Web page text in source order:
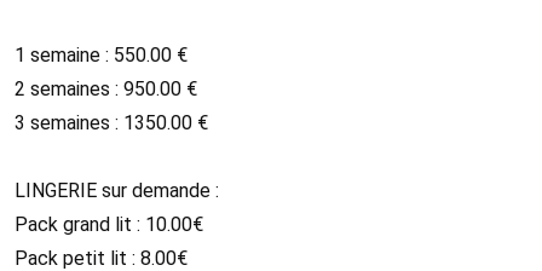
1 semaine : 550.00 €
2 semaines : 950.00 €
3 semaines : 1350.00 €
LINGERIE sur demande :
Pack grand lit : 10.00€
Pack petit lit : 8.00€